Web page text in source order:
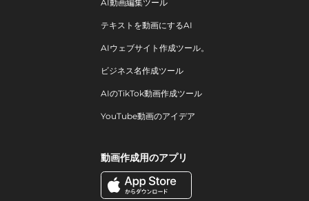
AI動画編集ツール
テキストを動画にするAI
AIウェブサイト作成ツール。
ビジネス名作成ツール
AIのTikTok動画作成ツール
YouTube動画のアイデア
動画作成用のアプリ